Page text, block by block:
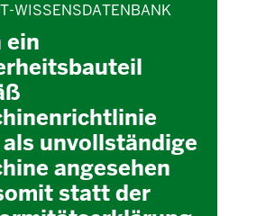
WISSENSDATENBANK
ein
unvollständige
angesehen
statt der